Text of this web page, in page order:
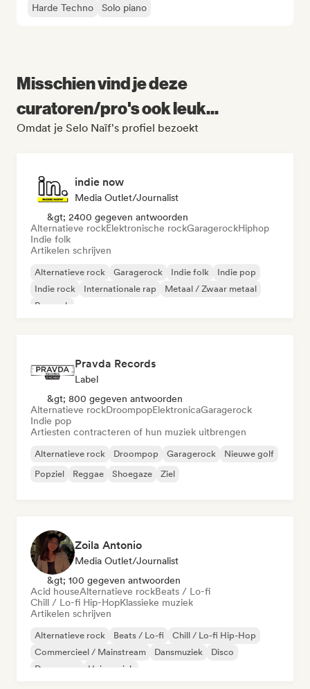
Harde Techno Solo piano
Misschien vind je deze
curatoren/pro's ook leuk...
Omdat je Selo Naïf's profiel bezoekt
indie now
Media Outlet/Journalist
&gt; 2400 gegeven antwoorden
Alternatieve rockElektronische rockGaragerockHiphop
Indie folk
Artikelen schrijven
Alternatieve rock Garagerock Indie folk
Indie pop
Indie rock
Internationale rap
Metaal / Zwaar metaal
Poprock
Pravda Records
Label
&gt; 800 gegeven antwoorden
Alternatieve rockDroompopElektronicaGaragerock
Indie pop
Artiesten contracteren of hun muziek uitbrengen
Alternatieve rock Droompop Garagerock
Nieuwe golf
Popziel
Reggae Shoegaze Ziel
Zoila Antonio
Media Outlet/Journalist
&gt; 100 gegeven antwoorden
Acid houseAlternatieve rockBeats / Lo-fi
Chill / Lo-fi Hip-HopKlassieke muziek
Artikelen schrijven
Alternatieve rock Beats / Lo-fi
Chill / Lo-fi Hip-Hop
Commercieel / Mainstream
Dansmuziek
Disco
Droompop
Huismuziek